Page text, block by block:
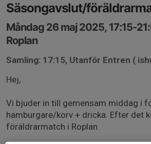
Säsongavslut/
Måndag 26 maj 2025, 17:15-
Roplan
Samling: 17:15, Utanför Entren (
Hej,
Vi bjuder in till gemensam middag i
hamburgare/korv + dricka. Efter det
föräldrarmatch i Roplan.